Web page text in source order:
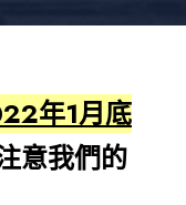
年1月底
意我們的